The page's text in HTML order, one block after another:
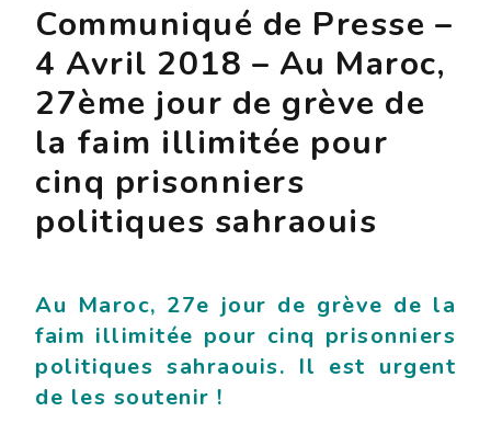
Communiqué de Presse –
4 Avril 2018 – Au Maroc,
27ème jour de grève de
la faim illimitée pour
cinq prisonniers
politiques sahraouis
Au Maroc, 27e jour de grève de la
faim illimitée pour cinq prisonniers
politiques sahraouis. Il est urgent
de les soutenir !